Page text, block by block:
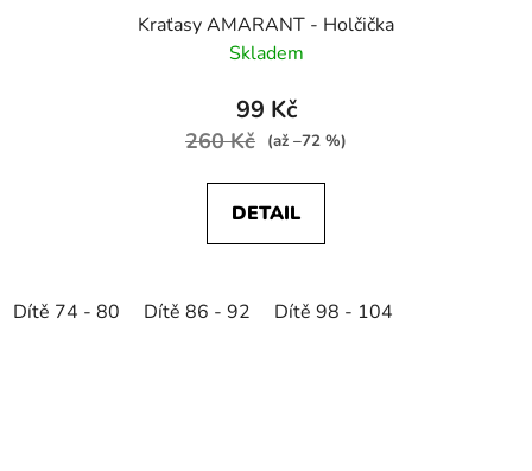
Kraťasy AMARANT - Holčička
Skladem
99 Kč
260 Kč (až –72 %)
DETAIL
Dítě 74 - 80 Dítě 86 - 92 Dítě 98 - 104